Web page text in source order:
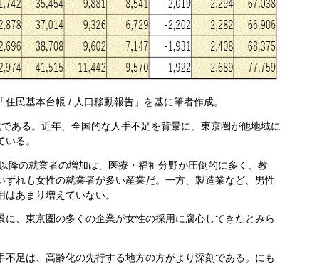
住民基本台帳 / 人口移動報告」を基に筆者作成。
ある。近年、全国的な人手不足を背景に、東京圏が他地域に
る。
降の就業者の増加は、医療・福祉分野が圧倒的に多く、教
ずれも女性の就業者が多い産業だ。一方、製造業など、男性
あまり増えていない。
に、東京圏の多くの企業が女性の採用に腐心してきたとみら
不足は、高齢化の先行する地方の方がより深刻である。にも